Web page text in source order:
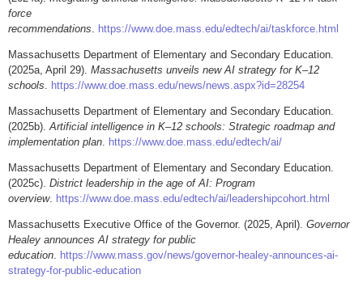
force
recommendations. https://www.doe.mass.edu/edtech/ai/taskforce.html
Massachusetts Department of Elementary and Secondary Education.
(2025a, April 29). Massachusetts unveils new AI strategy for K–12
schools. https://www.doe.mass.edu/news/news.aspx?id=28254
Massachusetts Department of Elementary and Secondary Education.
(2025b).Artificial intelligence in K–12 schools: Strategic roadmap and
implementation plan. https://www.doe.mass.edu/edtech/ai/
Massachusetts Department of Elementary and Secondary Education.
(2025c). District leadership in the age of AI: Program
overview. https://www.doe.mass.edu/edtech/ai/leadershipcohort.html
Massachusetts Executive Office of the Governor. (2025, April). Governor
Healey announces AI strategy for public
education. https://www.mass.gov/news/governor-healey-announces-ai-
strategy-for-public-education